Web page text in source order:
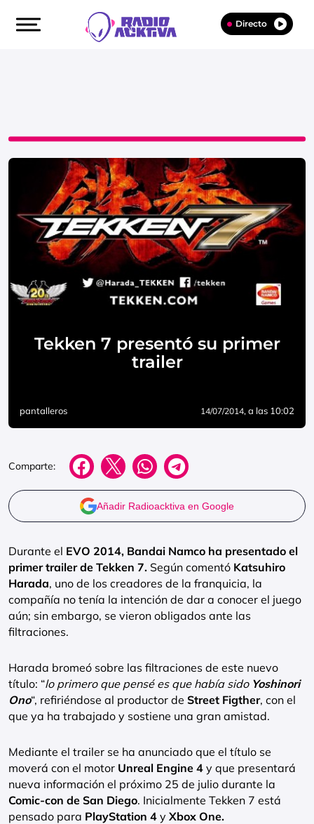
Directo
Tekken 7 presentó su primer
trailer
pantalleros 14/07/2014, a las 10:02
Comparte:
Añadir Radioacktiva en Google
Durante el EVO 2014, Bandai Namco ha presentado el
primer trailer de Tekken 7. Según comentó Katsuhiro
Harada, uno de los creadores de la franquicia, la
compañía no tenía la intención de dar a conocer el juego
aún; sin embargo, se vieron obligados ante las
filtraciones.
Harada bromeó sobre las filtraciones de este nuevo
título: “lo primero que pensé es que había sido Yoshinori
Ono“, refiriéndose al productor de Street Figther, con el
que ya ha trabajado y sostiene una gran amistad.
Mediante el trailer se ha anunciado que el título se
moverá con el motor Unreal Engine 4 y que presentará
nueva información el próximo 25 de julio durante la
Comic-con de San Diego. Inicialmente Tekken 7 está
pensado para PlayStation 4 y Xbox One.